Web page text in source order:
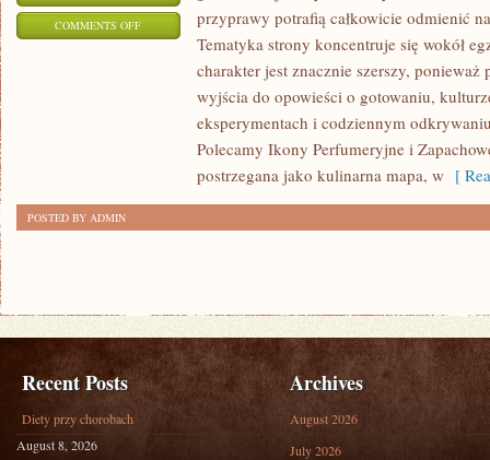
COMMENTS OFFON
PERFUMERYJNE
przyprawy potrafią całkowicie odmienić
Tematyka strony koncentruje się wokół
charakter jest znacznie szerszy,
wyjścia do opowieści o gotowaniu,
eksperymentach i codziennym
Polecamy Ikony Perfumeryjne i
postrzegana jako kulinarna mapa, w [
POSTED BY ADMIN
Recent Posts
Diety przy chorobach
August 8, 2026
Archives
August 2026
July 2026